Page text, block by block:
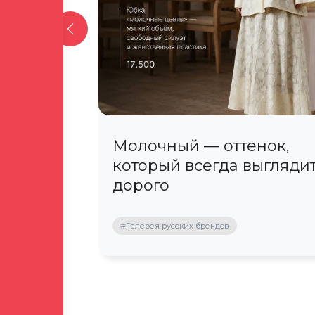
Молочный — оттенок,
который всегда
дорого
#Галерея русских брендов